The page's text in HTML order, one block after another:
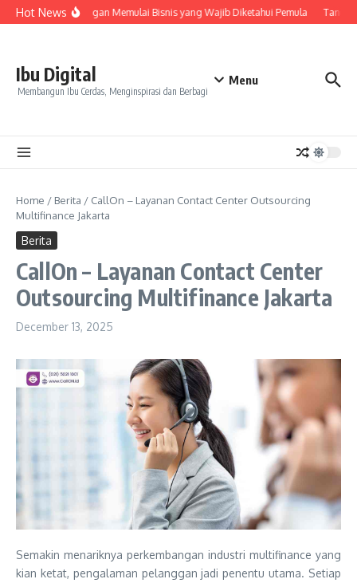
Skip to content
Hot News7 Keuntungan Memulai Bisnis yang Wajib Diketahui Pemula Tanda
Ibu Digital
Membangun Ibu Cerdas, Menginspirasi dan Berbagi
Menu
Home / Berita / CallOn – Layanan Contact Center Outsourcing
Multifinance Jakarta
Berita
CallOn – Layanan Contact Center
Outsourcing Multifinance Jakarta
December 13, 2025
Semakin menariknya perkembangan industri multifinance yang
kian ketat, pengalaman pelanggan jadi penentu utama. Setiap